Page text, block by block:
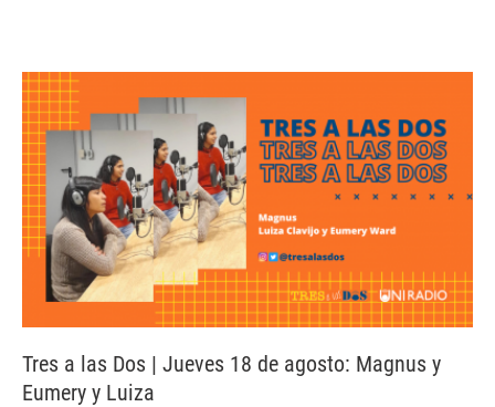
Tres a las Dos | Jueves 18 de agosto: Magnus y
Eumery y Luiza